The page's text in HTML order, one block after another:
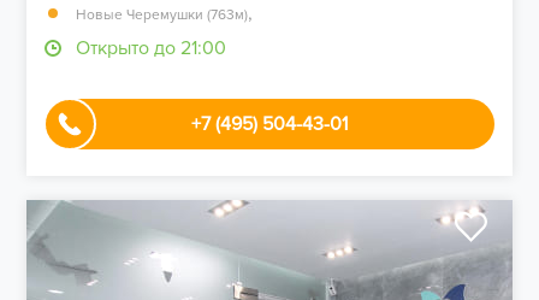
Новые Черемушки (763м),
Открыто до 21:00
+7 (495) 504-43-01